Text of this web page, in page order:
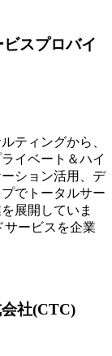
ビスプロバイ
ティングから、
イベート＆ハイ
ション活用、デ
でトータルサー
展開していま
サービスを企業
社(CTC)